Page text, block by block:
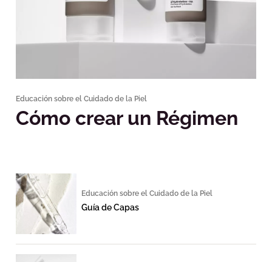
Educación sobre el Cuidado de la Piel
Cómo crear un Régimen
Educación sobre el Cuidado de la Piel
Guía de Capas